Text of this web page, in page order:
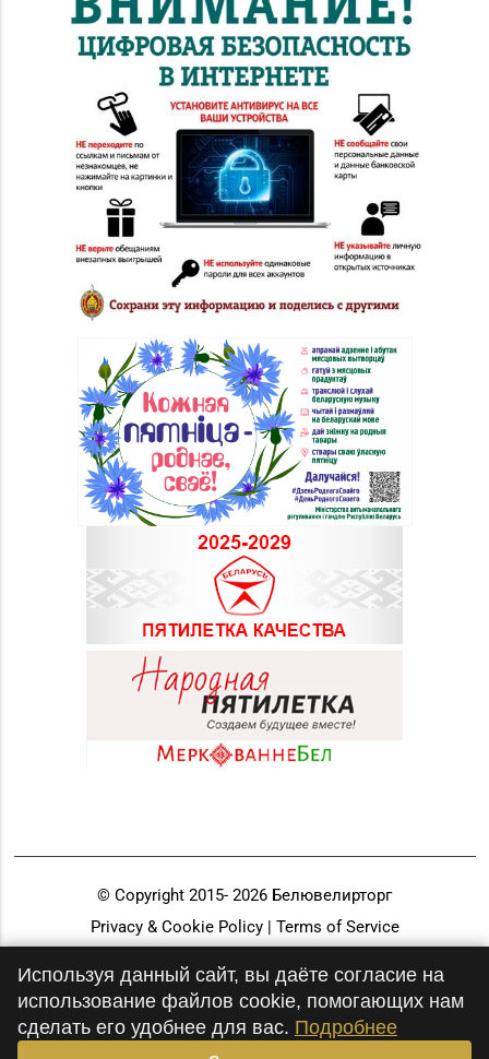
© Copyright 2015- 2026 Белювелирторг
Privacy & Cookie Policy | Terms of Service
Используя данный сайт, вы даёте согласие на
использование файлов cookie, помогающих нам
сделать его удобнее для вас. Подробнее